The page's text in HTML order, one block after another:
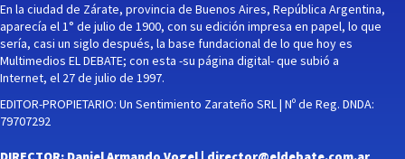
En la ciudad de Zárate, provincia de Buenos Aires, República Argentina,
aparecía el 1° de julio de 1900, con su edición impresa en papel, lo que
sería, casi un siglo después, la base fundacional de lo que hoy es
Multimedios EL DEBATE; con esta -su página digital- que subió a
Internet, el 27 de julio de 1997.
EDITOR-PROPIETARIO: Un Sentimiento Zarateño SRL | Nº de Reg. DNDA:
79707292